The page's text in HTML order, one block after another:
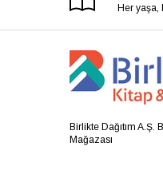
Her yaşa,
Birlikte Dağıtım
Mağazası